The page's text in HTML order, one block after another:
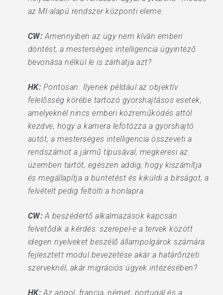
az MI-alapú rendszer központi eleme.
CW: Amennyiben az ügy nem kíván emberi
döntést, a mesterséges intelligencia ügyintéző
bevonása nélkül le is zárhatja azt?
HK: Pontosan. Ilyenek például az objektív
felelősség körébe tartozó gyorshajtásos esetek,
amelyeknél nincs emberi közreműködés attól
kezdve, hogy a kamera lefotózza a gyorshajtó
autót, a mesterséges intelligencia összeveti a
rendszámot a jármű típusával, megkeresi az
üzemben tartót, egészen addig, hogy kiszámítja
és megállapítja a büntetést és kiküldi a bírságot, a
felvételt pedig feltölti a honlapra.
CW: A beszédértő alkalmazások kapcsán
felvetődik a kérdés: szerepel-e a tervek között
idegen nyelveket beszélő állampolgárok számára
fejlesztett modul bevezetése akár a határőrizeti
szerveknél, akár migrációs ügyek intézésében?
HK: Az angol, francia, német, portugál és a